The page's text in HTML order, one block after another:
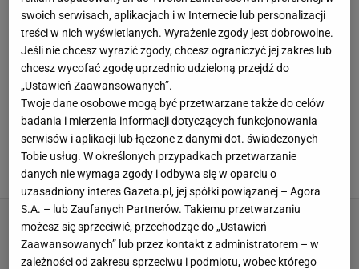
Bacznie obserwuje świat trendów, by czytelnicy
pierwsi wiedzieli, co w trawie piszczy.
WSZYSTKIE ARTYKUŁY
Efekt odmłodzenia po tygodniu stosowania? To
naprawdę możliwe. Sprawdź nowoczesną
terapię mikroigiełkami bez wychodzenia z
domu
23 GRUDNIA 2025, 10:00
swoich serwisach, aplikacjach i w Internecie lub personalizacji
treści w nich wyświetlanych. Wyrażenie zgody jest dobrowolne.
Jeśli nie chcesz wyrazić zgody, chcesz ograniczyć jej zakres lub
chcesz wycofać zgodę uprzednio udzieloną przejdź do
„Ustawień Zaawansowanych”.
Twoje dane osobowe mogą być przetwarzane także do celów
badania i mierzenia informacji dotyczących funkcjonowania
serwisów i aplikacji lub łączone z danymi dot. świadczonych
Tobie usług. W określonych przypadkach przetwarzanie
danych nie wymaga zgody i odbywa się w oparciu o
uzasadniony interes Gazeta.pl, jej spółki powiązanej – Agora
S.A. – lub Zaufanych Partnerów. Takiemu przetwarzaniu
możesz się sprzeciwić, przechodząc do „Ustawień
Zaawansowanych” lub przez kontakt z administratorem – w
zależności od zakresu sprzeciwu i podmiotu, wobec którego